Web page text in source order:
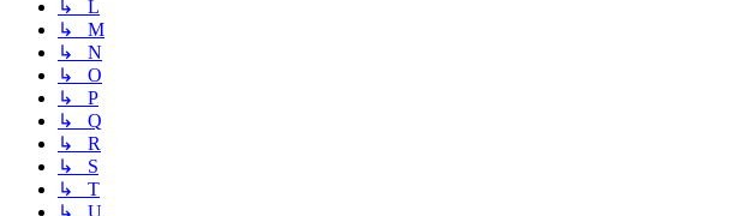
↳ L
↳ M
↳ N
↳ O
↳ P
↳ Q
↳ R
↳ S
↳ T
↳ U